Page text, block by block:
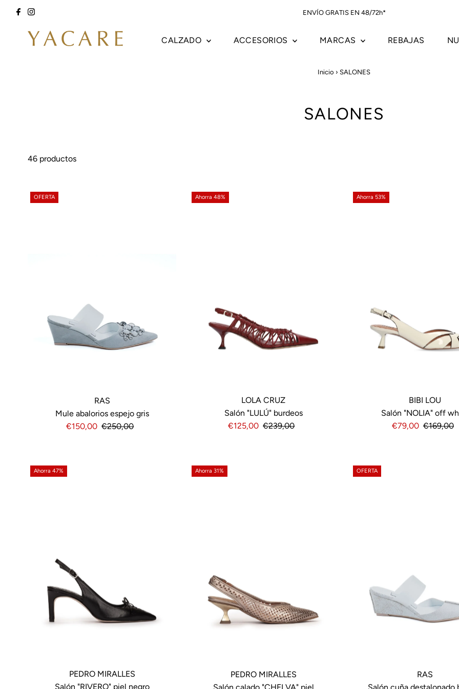
Ir directamente al contenido ENVÍO GRATIS EN 48/72h*
CALZADO ACCESORIOS MARCAS REBAJAS
Inicio › SALONES
SALONES
46 productos
OFERTA
RAS
Mule abalorios espejo gris
Precio
€150,00 Precio
€250,00
Ahorra 48%
LOLA CRUZ
Salón "LULÚ" burdeos
Precio
€125,00 Precio
€239,00
Ahorra 53%
BIBI LOU
Salón "NOLIA" off
Precio
€79,00 Precio
€169,00
Ahorra 47%
PEDRO MIRALLES
Salón "RIVERO" piel negro
Ahorra 31%
PEDRO MIRALLES
Salón calado "CHELVA" piel
OFERTA
RAS
Salón cuña destalonado